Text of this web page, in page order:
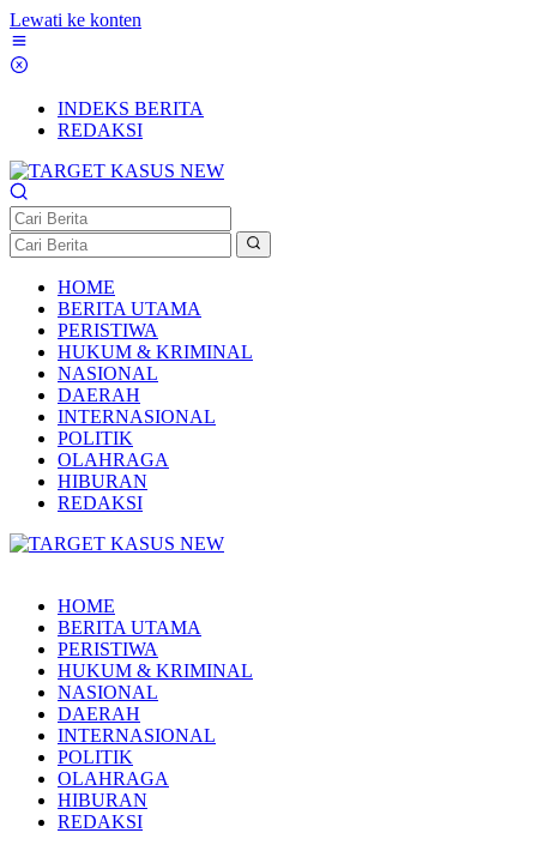
Lewati ke konten
INDEKS BERITA
REDAKSI
HOME
BERITA UTAMA
PERISTIWA
HUKUM & KRIMINAL
NASIONAL
DAERAH
INTERNASIONAL
POLITIK
OLAHRAGA
HIBURAN
REDAKSI
HOME
BERITA UTAMA
PERISTIWA
HUKUM & KRIMINAL
NASIONAL
DAERAH
INTERNASIONAL
POLITIK
OLAHRAGA
HIBURAN
REDAKSI